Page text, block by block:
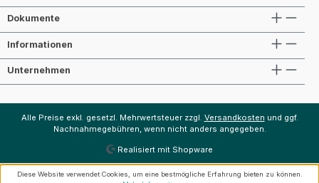
Dokumente
Informationen
Unternehmen
Alle Preise exkl. gesetzl. Mehrwertsteuer zzgl. Versandkosten und ggf.
Nachnahmegebühren, wenn nicht anders angegeben.
Realisiert mit Shopware
Diese Website verwendet Cookies, um eine bestmögliche Erfahrung bieten zu können.